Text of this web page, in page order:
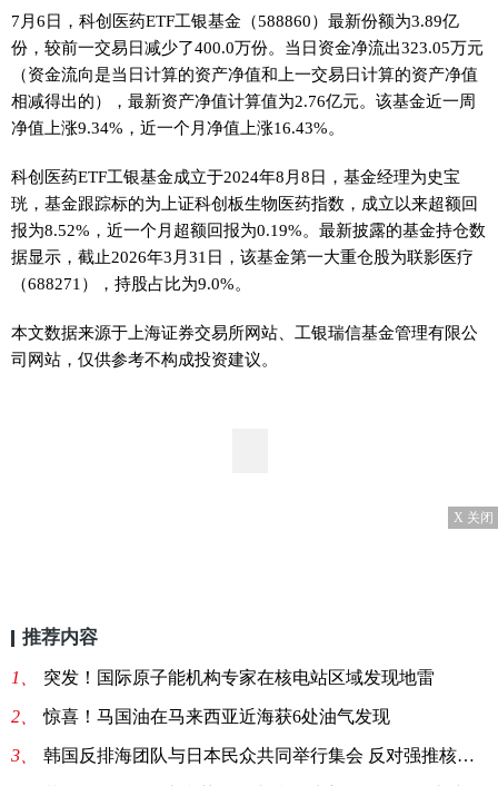
7月6日，科创医药ETF工银基金（588860）最新份额为3.89亿
份，较前一交易日减少了400.0万份。当日资金净流出323.05万元
（资金流向是当日计算的资产净值和上一交易日计算的资产净值
相减得出的），最新资产净值计算值为2.76亿元。该基金近一周
净值上涨9.34%，近一个月净值上涨16.43%。
科创医药ETF工银基金成立于2024年8月8日，基金经理为史宝
珖，基金跟踪标的为上证科创板生物医药指数，成立以来超额回
报为8.52%，近一个月超额回报为0.19%。最新披露的基金持仓数
据显示，截止2026年3月31日，该基金第一大重仓股为联影医疗
（688271），持股占比为9.0%。
本文数据来源于上海证券交易所网站、工银瑞信基金管理有限公
司网站，仅供参考不构成投资建议。
X 关闭
推荐内容
1、 突发！国际原子能机构专家在核电站区域发现地雷
2、 惊喜！马国油在马来西亚近海获6处油气发现
3、 韩国反排海团队与日本民众共同举行集会 反对强推核污染水排海